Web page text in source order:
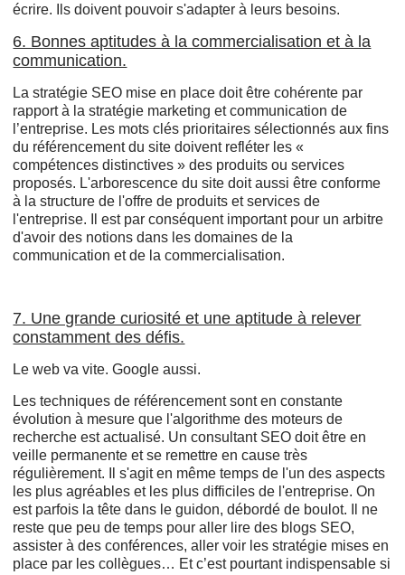
écrire. Ils doivent pouvoir s'adapter à leurs besoins.
6. Bonnes aptitudes à la commercialisation et à la
communication.
La stratégie SEO mise en place doit être cohérente par
rapport à la stratégie marketing et communication de
l’entreprise. Les mots clés prioritaires sélectionnés aux fins
du référencement du site doivent refléter les «
compétences distinctives » des produits ou services
proposés. L'arborescence du site doit aussi être conforme
à la structure de l'offre de produits et services de
l'entreprise. Il est par conséquent important pour un arbitre
d'avoir des notions dans les domaines de la
communication et de la commercialisation.
7. Une grande curiosité et une aptitude à relever
constamment des défis.
Le web va vite. Google aussi.
Les techniques de référencement sont en constante
évolution à mesure que l'algorithme des moteurs de
recherche est actualisé. Un consultant SEO doit être en
veille permanente et se remettre en cause très
régulièrement. Il s'agit en même temps de l'un des aspects
les plus agréables et les plus difficiles de l'entreprise. On
est parfois la tête dans le guidon, débordé de boulot. Il ne
reste que peu de temps pour aller lire des blogs SEO,
assister à des conférences, aller voir les stratégie mises en
place par les collègues… Et c’est pourtant indispensable si